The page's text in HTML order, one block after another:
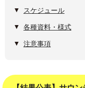
スケジュール
各種資料・様式
注意事項